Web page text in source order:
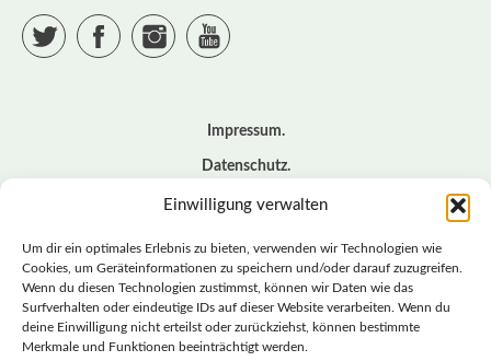
Einwilligung verwalten
Um dir ein optimales Erlebnis zu bieten, verwenden wir Technologien wie
Cookies, um Geräteinformationen zu speichern und/oder darauf zuzugreifen.
Wenn du diesen Technologien zustimmst, können wir Daten wie das
Surfverhalten oder eindeutige IDs auf dieser Website verarbeiten. Wenn du
deine Einwilligung nicht erteilst oder zurückziehst, können bestimmte
Merkmale und Funktionen beeinträchtigt werden.
Twitter Facebook Instagram
Impressum
Datenschutz
Cookie – Richtlinie (EU)
© BASISDEMOKRATISCHE PARTEI DEUTSCHLAND *
LANDESVERBAND SACHSEN